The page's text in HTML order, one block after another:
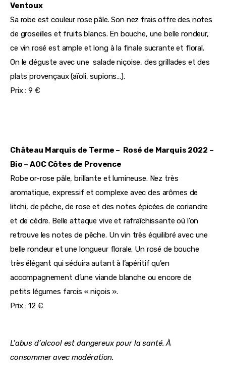
Ventoux
Sa robe est couleur rose pâle. Son nez frais offre des notes
de groseilles et fruits blancs. En bouche, une belle rondeur,
ce vin rosé est ample et long à la finale sucrante et floral.
On le déguste avec une  salade niçoise, des grillades et des
plats provençaux (aïoli, supions…).
Prix : 9 €
Château Marquis de Terme –  Rosé de Marquis 2022 –
Bio – AOC Côtes de Provence
Robe or-rose pâle, brillante et lumineuse. Nez très
aromatique, expressif et complexe avec des arômes de
litchi, de pêche, de rose et des notes épicées de coriandre
et de cèdre. Belle attaque vive et rafraîchissante où l’on
retrouve les notes de pêche. Un vin très équilibré avec une
belle rondeur et une longueur florale. Un rosé de bouche
très élégant qui séduira autant à l’apéritif qu’en
accompagnement d’une viande blanche ou encore de
petits légumes farcis « niçois ».
Prix : 12 €
L’abus d’alcool est dangereux pour la santé. À
consommer avec modération.